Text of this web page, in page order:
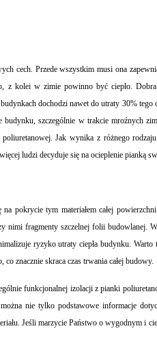
cech. Przede wszystkim musi ona
z kolei w zimie powinno być ciepło.
dochodzi nawet do utraty 30% tego
budynku, szczególnie w trakcie mroźnych
Jak wynika z różnego
ludzi decyduje się na ocieplenie pianką
pokrycie tym materiałem całej
nimi fragmenty szczelnej folii budowlanej.
ryzyko utraty ciepła budynku. Warto
znacznie skraca czas trwania całej budowy.
funkcjonalnej izolacji z pianki
nie tylko podstawowe informacje
Jeśli marzycie Państwo o wygodnym i